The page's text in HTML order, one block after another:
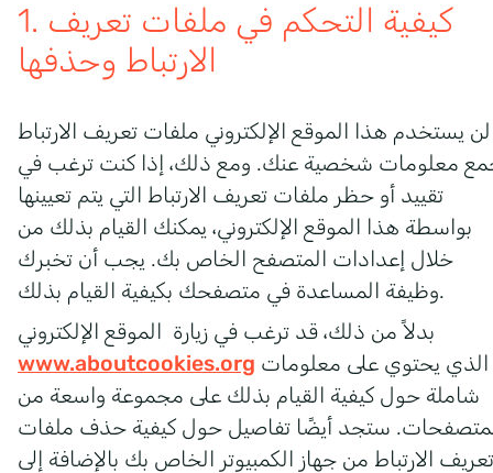
1. كيفية التحكم في ملفات تعريف
الارتباط وحذفها
لن يستخدم هذا الموقع الإلكتروني ملفات تعريف الارتباط
معلومات شخصية عنك. ومع ذلك، إذا كنت ترغب في
تقييد أو حظر ملفات تعريف الارتباط التي يتم تعيينها
بواسطة هذا الموقع الإلكتروني، يمكنك القيام بذلك من
خلال إعدادات المتصفح الخاص بك. يجب أن تخبرك
وظيفة المساعدة في متصفحك بكيفية القيام بذلك.
بدلاً من ذلك، قد ترغب في زيارة الموقع الإلكتروني
www.aboutcookies.org
شاملة حول كيفية القيام بذلك على مجموعة واسعة من
ستجد أيضًا تفاصيل حول كيفية حذف ملفات
تعريف الارتباط من جهاز الكمبيوتر الخاص بك بالإضافة إلى